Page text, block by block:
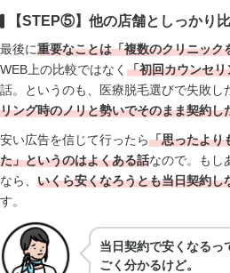
【STEP⑤】他の店舗としっかり
最後に重要なことは「複数のクリニック
WEB上の比較ではなく 「初回カウンセ
話。というのも、医療脱毛選びで失敗し
リング時のノリと勢いでそのまま契約し
安い広告を信じて行ったら「思ったより
た」というのはよくある話なので。もし
なら、 いくら安くなろうとも当日契約し
す。
当日契約で安くなるっ
ごく分かるけど。